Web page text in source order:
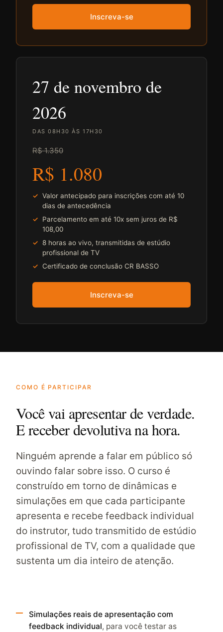
Inscreva-se
27 de novembro de
2026
DAS 08H30 ÀS 17H30
R$ 1.350
R$ 1.080
Valor antecipado para inscrições com até 10
dias de antecedência
Parcelamento em até 10x sem juros de R$
108,00
8 horas ao vivo, transmitidas de estúdio
profissional de TV
Certificado de conclusão CR BASSO
Inscreva-se
COMO É PARTICIPAR
Você vai apresentar de verdade.
E receber devolutiva na hora.
Ninguém aprende a falar em público só
ouvindo falar sobre isso. O curso é
construído em torno de dinâmicas e
simulações em que cada participante
apresenta e recebe feedback individual
do instrutor, tudo transmitido de estúdio
profissional de TV, com a qualidade que
sustenta um dia inteiro de atenção.
Simulações reais de apresentação com
feedback individual, para você testar as